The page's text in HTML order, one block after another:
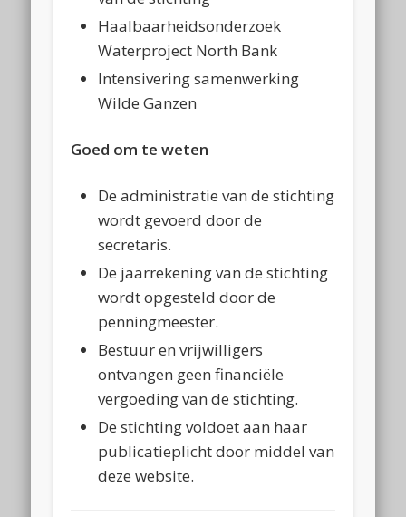
Haalbaarheidsonderzoek
Waterproject North Bank
Intensivering samenwerking
Wilde Ganzen
Goed om te weten
De administratie van de stichting
wordt gevoerd door de
secretaris.
De jaarrekening van de stichting
wordt opgesteld door de
penningmeester.
Bestuur en vrijwilligers
ontvangen geen financiële
vergoeding van de stichting.
De stichting voldoet aan haar
publicatieplicht door middel van
deze website.